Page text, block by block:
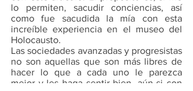
lo permiten, sacudir conciencias, así
como fue sacudida la mía con esta
increíble experiencia en el museo del
Holocausto.
Las sociedades avanzadas y progresistas
no son aquellas que son más libres de
hacer lo que a cada uno le parezca
mejor y les haga sentir bien, aún si con